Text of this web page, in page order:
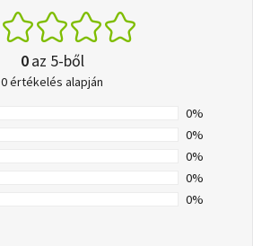
0az 5-ből
0 értékelés alapján
0%
0%
0%
0%
0%